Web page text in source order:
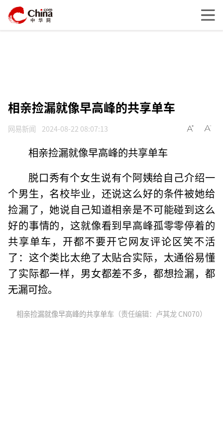
相亲捡漏就像早高峰的共享单车
网易新闻 2024-08-22 08:07:13
相亲捡漏就像早高峰的共享单车
脱口秀有个女生说有个阿姨给自己介绍一
个男生，名校毕业，还说这么好的条件被她给
捡漏了，她说自己知道相亲是不可能碰到这么
好的事情的，这就像看到早高峰孤零零停着的
共享单车，开都不要开它网友评论区笑不活
了：这个类比太绝了太贴合实际，太通俗易懂
了实际都一样，男女都差不多，都想捡漏，都
无漏可捡。
相亲捡漏就像早高峰的共享单车 （责任编辑：卢其龙 CN070）